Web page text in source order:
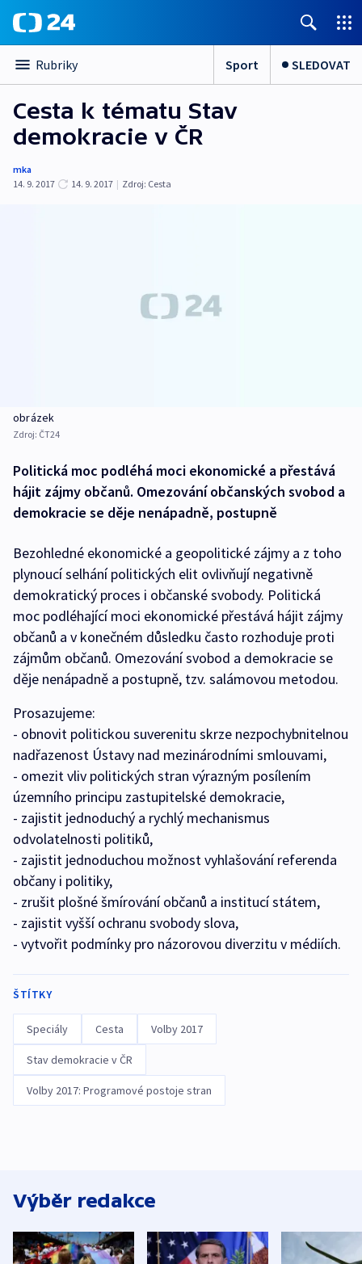
Rubriky Sport SLEDOVAT
Cesta k tématu Stav
demokracie v ČR
mka
14. 9. 2017
14. 9. 2017 | Zdroj: Cesta
obrázek
Zdroj: ČT24
Politická moc podléhá moci ekonomické a přestává
hájit zájmy občanů. Omezování občanských svobod a
demokracie se děje nenápadně, postupně
Bezohledné ekonomické a geopolitické zájmy a z toho
plynoucí selhání politických elit ovlivňují negativně
demokratický proces i občanské svobody. Politická
moc podléhající moci ekonomické přestává hájit zájmy
občanů a v konečném důsledku často rozhoduje proti
zájmům občanů. Omezování svobod a demokracie se
děje nenápadně a postupně, tzv. salámovou metodou.
Prosazujeme:
- obnovit politickou suverenitu skrze nezpochybnitelnou
nadřazenost Ústavy nad mezinárodními smlouvami,
- omezit vliv politických stran výrazným posílením
územního principu zastupitelské demokracie,
- zajistit jednoduchý a rychlý mechanismus
odvolatelnosti politiků,
- zajistit jednoduchou možnost vyhlašování referenda
občany i politiky,
- zrušit plošné šmírování občanů a institucí státem,
- zajistit vyšší ochranu svobody slova,
- vytvořit podmínky pro názorovou diverzitu v médiích.
ŠTÍTKY
Speciály Cesta Volby 2017
Stav demokracie v ČR
Volby 2017: Programové postoje stran
Výběr redakce